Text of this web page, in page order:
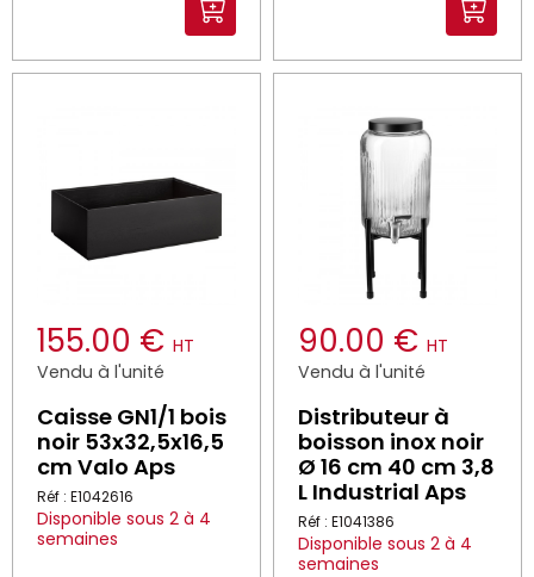
155.00 € HT
Vendu à l'unité
Caisse GN1/1 bois
noir 53x32,5x16,5
cm Valo Aps
Réf : E1042616
Disponible sous 2 à 4
semaines
90.00 € HT
Vendu à l'unité
Distributeur à
boisson inox noir
Ø 16 cm 40 cm 3,8
L Industrial Aps
Réf : E1041386
Disponible sous 2 à 4
semaines